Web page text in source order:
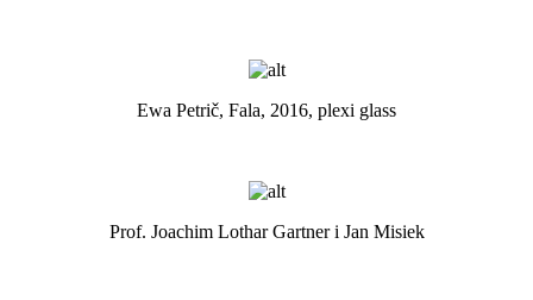
Ewa Petrič, Fala, 2016, plexi glass
Prof. Joachim Lothar Gartner i Jan Misiek